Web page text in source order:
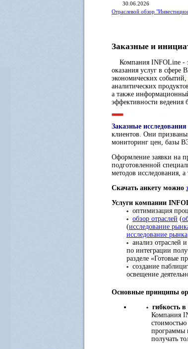
30.06.2026
Отраслевой обзор
Заказные и
Компания INFOLine -
оказания услуг в
экономических событий,
аналитических
а также
эффективности ведения
Заказные исследования
клиентов. Они призваны
мониторинг цен, базы
Оформление заявки на
подготовленной
методов исследования,
Скачать анкету можно
Услуги компании
оптимизация
обзор отраслей (
(исследование
исследование рынка
анализ отраслей
по интеграции
разделе «Готовые
создание
освещение
Основные принципы
гибкость в
Компания
программы
получать